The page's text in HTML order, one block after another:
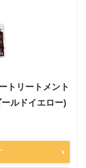
トリートメント
ルドイエロー)